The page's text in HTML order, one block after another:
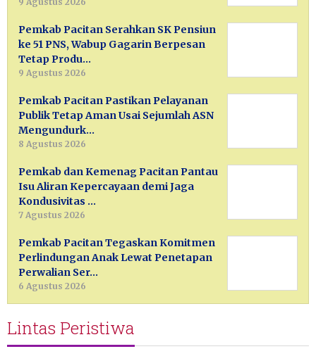
Pemkab Pacitan Serahkan SK Pensiun
ke 51 PNS, Wabup Gagarin Berpesan
Tetap Produ…
9 Agustus 2026
Pemkab Pacitan Pastikan Pelayanan
Publik Tetap Aman Usai Sejumlah ASN
Mengundurk…
8 Agustus 2026
Pemkab dan Kemenag Pacitan Pantau
Isu Aliran Kepercayaan demi Jaga
Kondusivitas …
7 Agustus 2026
Pemkab Pacitan Tegaskan Komitmen
Perlindungan Anak Lewat Penetapan
Perwalian Ser…
6 Agustus 2026
Lintas Peristiwa